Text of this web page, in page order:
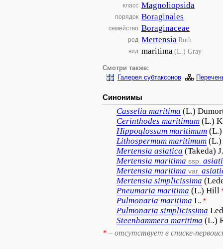
класс Magnoliopsida
порядок Boraginales
семейство Boraginaceae
род MertensiaRoth
вид maritima(L.) Gray
Смотри также:
Галерея субтаксонов
Синонимы
Casselia maritima (L.)
Cerinthodes maritimum (L.)
Hippoglossum maritimum (L.)
Lithospermum maritimum (L.)
Mertensia asiatica (Takeda)
Mertensia maritima ssp.
Mertensia maritima var.
Mertensia simplicissima
Pneumaria maritima (L.) Hill
Pulmonaria maritima L. *
Pulmonaria simplicissima
Steenhammera maritima (L.)
* – отсутствует в списке-